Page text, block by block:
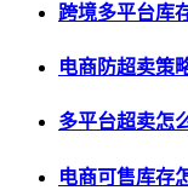
跨境多平台库
电商防超卖策
多平台超卖怎
电商可售库存